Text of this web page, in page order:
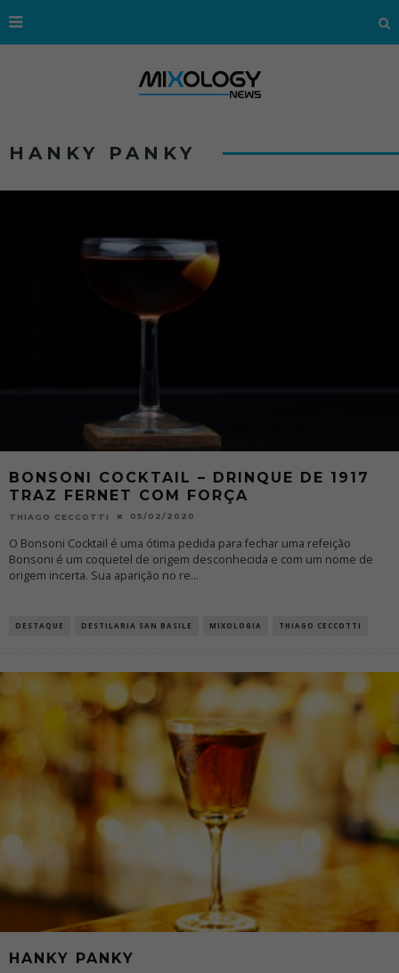
HANKY PANKY
BONSONI COCKTAIL – DRINQUE DE 1917
TRAZ FERNET COM FORÇA
THIAGO CECCOTTI 05/02/2020
O Bonsoni Cocktail é uma ótima pedida para fechar uma refeição
Bonsoni é um coquetel de origem desconhecida e com um nome de
origem incerta. Sua aparição no re...
DESTAQUE DESTILARIA SAN BASILE MIXOLOGIA THIAGO CECCOTTI
HANKY PANKY